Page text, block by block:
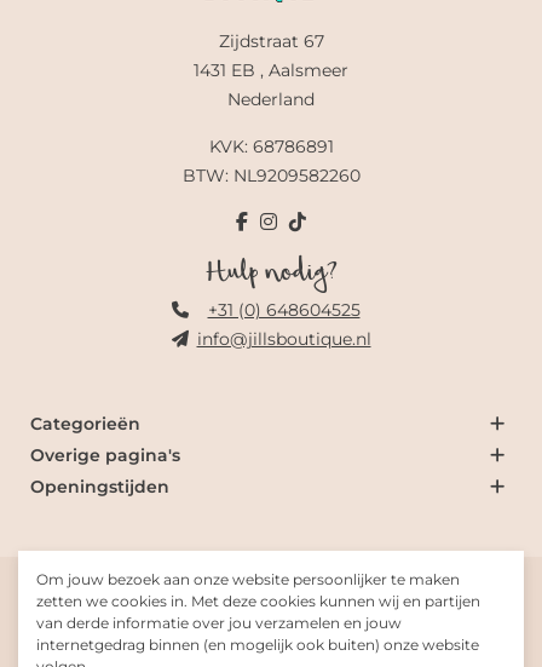
Om jouw bezoek aan onze website persoonlijker te maken
zetten we cookies in. Met deze cookies kunnen wij en partijen
van derde informatie over jou verzamelen en jouw
internetgedrag binnen (en mogelijk ook buiten) onze website
Zijdstraat 67
1431 EB , Aalsmeer
Nederland
KVK: 68786891
BTW: NL9209582260
Hulp nodig?
+31 (0) 648604525
info@jillsboutique.nl
Categorieën
Overige pagina's
Openingstijden
© 2026 Jill's Boutique
Gemaakt met doorFresh-Dev